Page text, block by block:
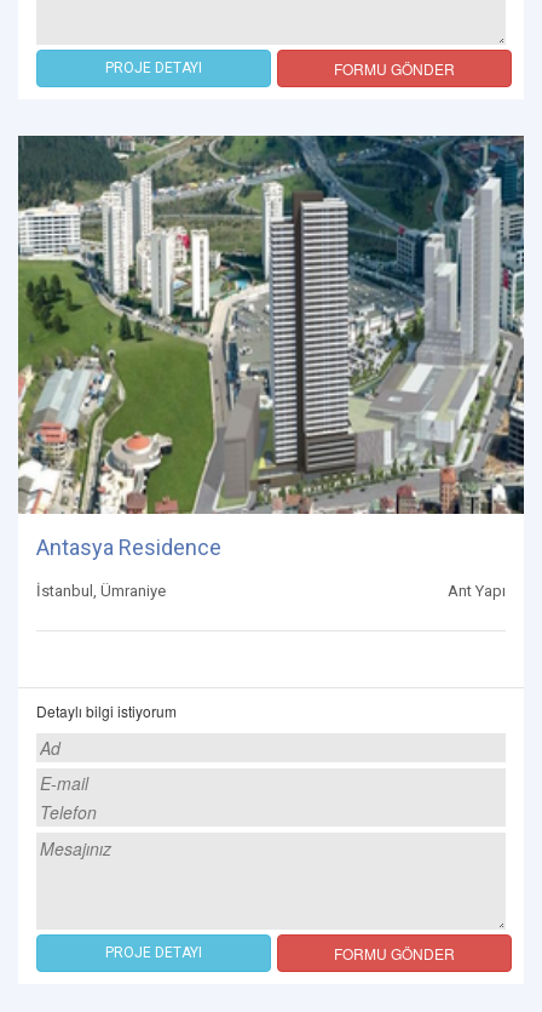
PROJE DETAYI FORMU GÖNDER
Antasya Residence
İstanbul, Ümraniye Ant Yapı
Detaylı bilgi istiyorum
PROJE DETAYI FORMU GÖNDER